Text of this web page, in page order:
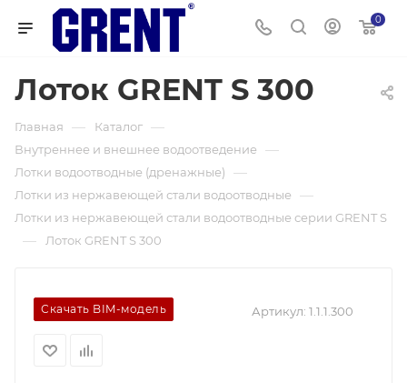
0
Лоток GRENT S 300
Главная — Каталог —
Внутреннее и внешнее водоотведение —
Лотки водоотводные (дренажные) —
Лотки из нержавеющей стали водоотводные —
Лотки из нержавеющей стали водоотводные серии GRENT S
— Лоток GRENT S 300
Скачать BIM-модель Артикул: 1.1.1.300